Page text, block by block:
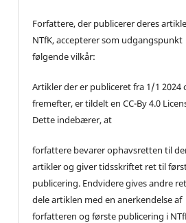
Forfattere, der publicerer deres
NTfK, accepterer som udgangspunkt
følgende vilkår:
Artikler der er publiceret fra 1/1 2024
fremefter, er tildelt en CC-By 4.0
Dette indebærer, at
forfattere bevarer ophavsretten til
artikler og giver tidsskriftet ret til
publicering. Endvidere gives andre
dele artiklen med en anerkendelse af
forfatteren og første publicering i